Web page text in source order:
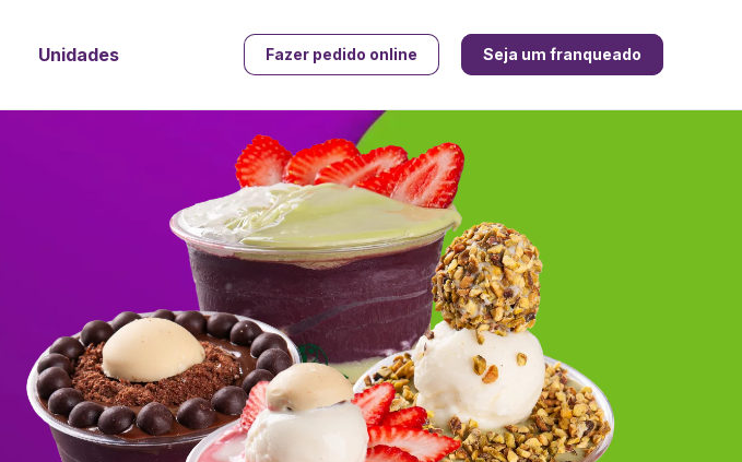
Unidades Fazer pedido online Seja um franqueado